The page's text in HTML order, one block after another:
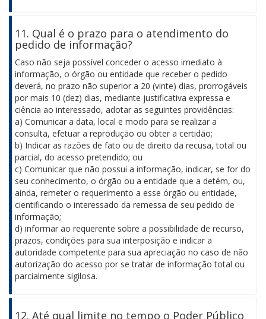
11. Qual é o prazo para o atendimento do
pedido de informação?
Caso não seja possível conceder o acesso imediato à
informação, o órgão ou entidade que receber o pedido
deverá, no prazo não superior a 20 (vinte) dias, prorrogáveis
por mais 10 (dez) dias, mediante justificativa expressa e
ciência ao interessado, adotar as seguintes providências:
a) Comunicar a data, local e modo para se realizar a
consulta, efetuar a reprodução ou obter a certidão;
b) Indicar as razões de fato ou de direito da recusa, total ou
parcial, do acesso pretendido; ou
c) Comunicar que não possui a informação, indicar, se for do
seu conhecimento, o órgão ou a entidade que a detém, ou,
ainda, remeter o requerimento a esse órgão ou entidade,
cientificando o interessado da remessa de seu pedido de
informação;
d) informar ao requerente sobre a possibilidade de recurso,
prazos, condições para sua interposição e indicar a
autoridade competente para sua apreciação no caso de não
autorização do acesso por se tratar de informação total ou
parcialmente sigilosa.
12. Até qual limite no tempo o Poder Público